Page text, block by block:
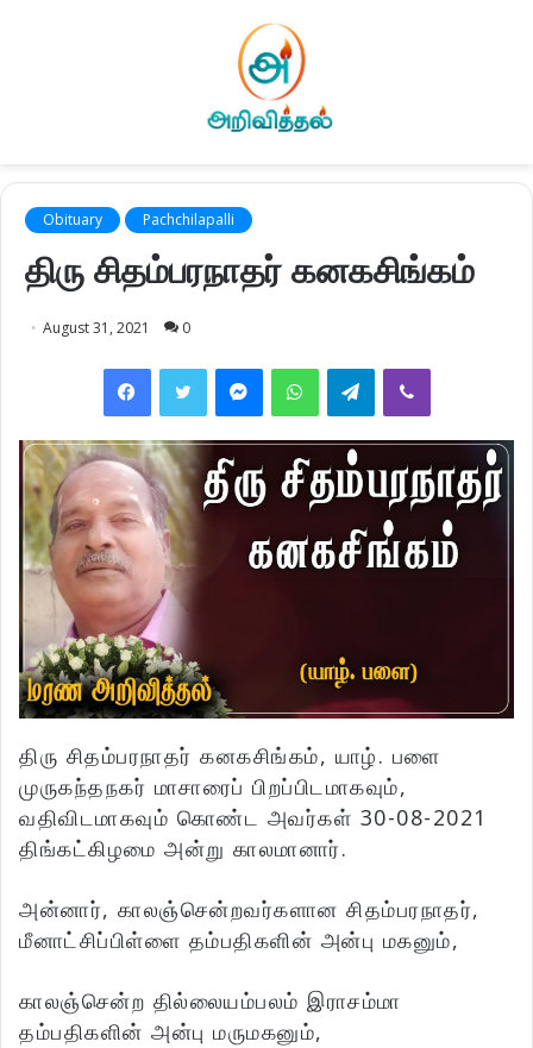
Obituary Pachchilapalli
திரு சிதம்பரநாதர் கனகசிங்கம்
August 31, 2021 0
FacebookTwitter MessengerWhatsAppTelegramViber
திரு சிதம்பரநாதர் கனகசிங்கம், யாழ். பளை
முருகந்தநகர் மாசாரைப் பிறப்பிடமாகவும்,
வதிவிடமாகவும் கொண்ட அவர்கள் 30-08-2021
திங்கட்கிழமை அன்று காலமானார்.
அன்னார், காலஞ்சென்றவர்களான சிதம்பரநாதர்,
மீனாட்சிப்பிள்ளை தம்பதிகளின் அன்பு மகனும்,
காலஞ்சென்ற தில்லையம்பலம் இராசம்மா
தம்பதிகளின் அன்பு மருமகனும்,